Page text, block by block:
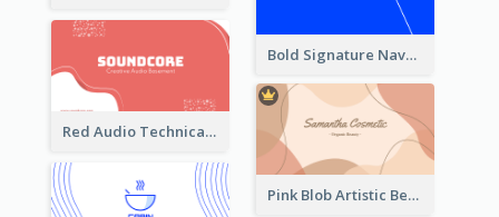
Bold Signature Navy Cool Personal Business Card Designs
Red Audio Technica Business Card Design Layout
Pink Blob Artistic Beautician Business Card Maker